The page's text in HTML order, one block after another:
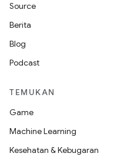
Source
Berita
Blog
Podcast
TEMUKAN
Game
Machine Learning
Kesehatan & Kebugaran